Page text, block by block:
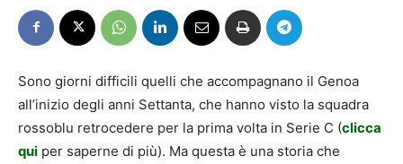
Sono giorni difficili quelli che accompagnano il Genoa
all’inizio degli anni Settanta, che hanno visto la squadra
rossoblu retrocedere per la prima volta in Serie C (clicca
qui per saperne di più). Ma questa è una storia che